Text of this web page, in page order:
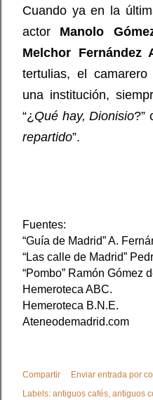
Cuando ya en la
actor Manolo
Melchor Fernández
tertulias, el camarero
una institución,
“¿Qué hay, Dionisio?”
repartido”.
Fuentes:
“Guía de Madrid” A.
“Las calle de Madrid”
“Pombo” Ramón Gómez
Hemeroteca ABC.
Hemeroteca B.N.E.
Ateneodemadrid.com
Compartir
Enviar entrada por
Labels: antiguos cafés antiguos